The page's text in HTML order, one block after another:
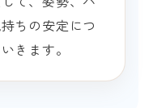
ちの安定につ
きます。